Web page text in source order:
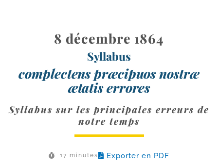
8 décembre 1864
Syllabus
complectens præcipuos nostræ
ætatis errores
Syllabus sur les principales erreurs de
notre temps
17 minutes Exporter en PDF